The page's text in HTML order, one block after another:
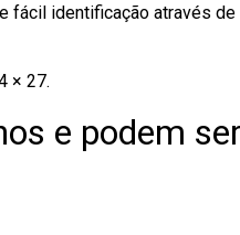
fácil identificação através
× 27.
e podem